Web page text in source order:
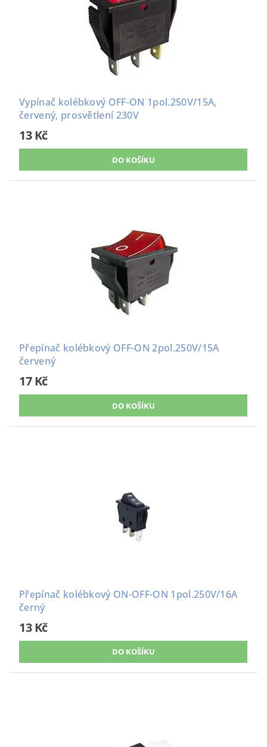
Vypínač kolébkový OFF-ON 1pol.250V/15A,
červený, prosvětlení 230V
13 Kč
Přepínač kolébkový OFF-ON 2pol.250V/15A
červený
17 Kč
Přepínač kolébkový ON-OFF-ON 1pol.250V/16A
černý
13 Kč